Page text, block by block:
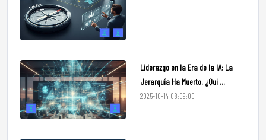
Liderazgo en la Era de la IA: La
Jerarquía Ha Muerto. ¿Qui ...
2025-10-14 08:09:00